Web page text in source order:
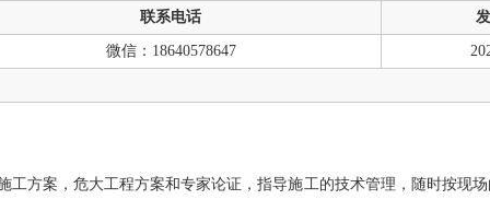
联系电话
微信：18640578647
方案，危大工程方案和专家论证，指导施工的技术管理，随时按现